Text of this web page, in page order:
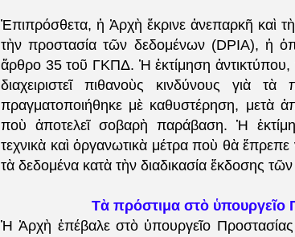
Ἐπιπρόσθετα, ἡ Ἀρχὴ ἔκρινε ἀνεπαρκῆ καὶ
τὴν προστασία τῶν δεδομένων (DPIA), ἡ
ἄρθρο 35 τοῦ ΓΚΠΔ. Ἡ ἐκτίμηση ἀντικτύπου,
διαχειριστεῖ πιθανοὺς κινδύνους γιὰ
πραγματοποιήθηκε μὲ καθυστέρηση, μετὰ
ποὺ ἀποτελεῖ σοβαρὴ παράβαση. Ἡ
τεχνικὰ καὶ ὀργανωτικὰ μέτρα ποὺ θὰ
τὰ δεδομένα κατὰ τὴν διαδικασία ἔκδοσης
Τὰ πρόστιμα στὸ ὑπουργεῖο
Ἡ Ἀρχὴ ἐπέβαλε στὸ ὑπουργεῖο Προστασίας